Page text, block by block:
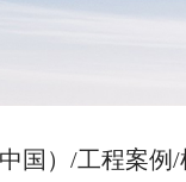
国）/工程案例/